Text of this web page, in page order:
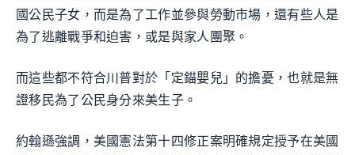
國公民子女，而是為了工作並參與勞動市場，還有些人是
為了逃離戰爭和迫害，或是與家人團聚。
而這些都不符合川普對於「定錨嬰兒」的擔憂，也就是無
證移民為了公民身分來美生子。
約翰遜強調，美國憲法第十四修正案明確規定授予在美國